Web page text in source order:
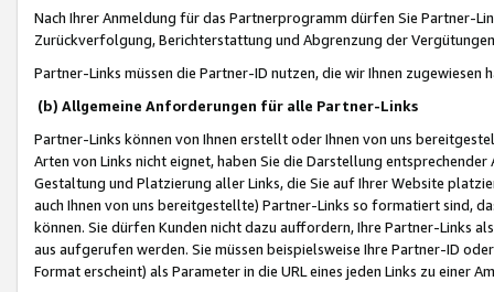
Nach Ihrer Anmeldung für das Partnerprogramm dürfen Sie Partner-
Zurückverfolgung, Berichterstattung und Abgrenzung der
Partner-Links müssen die Partner-ID nutzen, die wir Ihnen zugewiesen
(b) Allgemeine Anforderungen für alle Partner-Links
Partner-Links können von Ihnen erstellt oder Ihnen von uns
Arten von Links nicht eignet, haben Sie die Darstellung
Gestaltung und Platzierung aller Links, die Sie auf Ihrer Website
auch Ihnen von uns bereitgestellte) Partner-Links so formatiert sind,
können. Sie dürfen Kunden nicht dazu auffordern, Ihre Partner-Links
aus aufgerufen werden. Sie müssen beispielsweise Ihre Partner-ID
Format erscheint) als Parameter in die URL eines jeden Links zu einer